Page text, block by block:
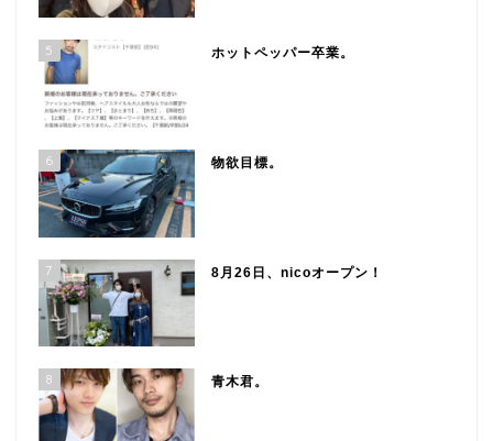
5 ホットペッパー卒業。
6 物欲目標。
7 8月26日、nicoオープン！
8 青木君。